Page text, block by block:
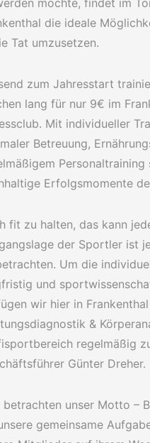
möchte, findet im
die ideale
Tat umzusetzen.
zum Jahresstart
lang für nur 9€ im
Mit individueller
Betreuung,
Erfolgsmomente
fit zu halten, das kann
der Sportler ist
Um die
und
wir hier in
&
regelmäßig
Günter Dreher.
betrachten unser Motto –
gemeinsame